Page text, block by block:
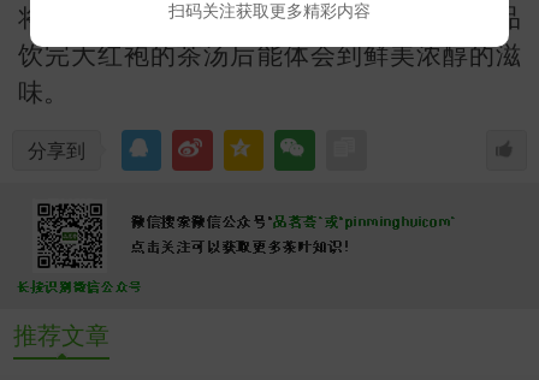
扫码关注获取更多精彩内容
常
将大红袍中的内质完全激发出来，让人在品
饮完大红袍的茶汤后能体会到鲜美浓醇的滋
味。
分享到
推荐文章